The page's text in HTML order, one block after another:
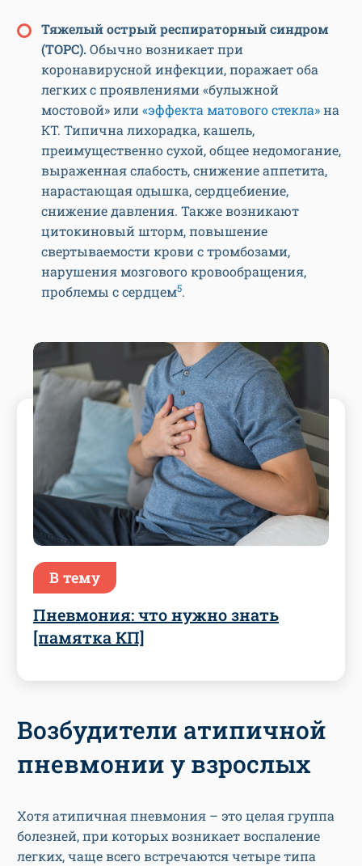
Тяжелый острый респираторный синдром
(ТОРС).Обычно возникает при
коронавирусной инфекции, поражает оба
легких с проявлениями «булыжной
мостовой» или«эффекта матового стекла»на
КТ. Типична лихорадка, кашель,
преимущественно сухой, общее недомогание,
выраженная слабость, снижение аппетита,
нарастающая одышка, сердцебиение,
снижение давления. Также возникают
цитокиновый шторм, повышение
свертываемости крови с тромбозами,
нарушения мозгового кровообращения,
проблемы с сердцем5.
В тему
Пневмония: что нужно знать
[памятка КП]
Возбудители атипичной
пневмонии у взрослых
Хотя атипичная пневмония – это целая группа
болезней, при которых возникает воспаление
легких, чаще всего встречаются четыре типа